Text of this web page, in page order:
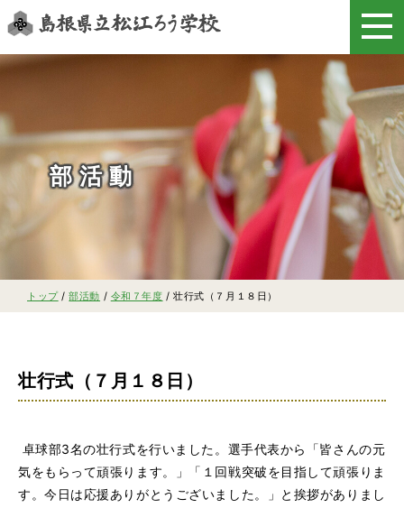
このページの本文へ
部活動
現
在
置：
トップ/部活動 / 令和７年度 /壮行式（７月１８日）
壮行式（７月１８日）
卓球部3名の壮行式を行いました。選手代表から「皆さんの元
気をもらって頑張ります。」「１回戦突破を目指して頑張りま
す。今日は応援ありがとうございました。」と挨拶がありまし